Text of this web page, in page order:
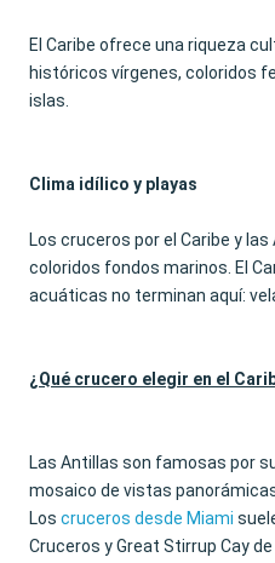
El Caribe ofrece una riqueza
históricos vírgenes, coloridos
islas.
Clima idílico y playas
Los cruceros por el Caribe y
coloridos fondos marinos. El
acuáticas no terminan aquí:
¿Qué crucero elegir en el
Las Antillas son famosas por
mosaico de vistas
Los cruceros desde Miami
Cruceros y Great Stirrup Cay